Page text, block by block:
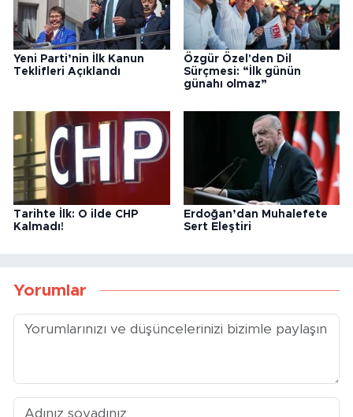
Yeni Parti’nin İlk Kanun
Teklifleri Açıklandı
Özgür Özel'den Dil
Sürçmesi: “İlk günün
günahı olmaz”
Tarihte İlk: O ilde CHP
Kalmadı!
Erdoğan’dan Muhalefete
Sert Eleştiri
Yorumlar